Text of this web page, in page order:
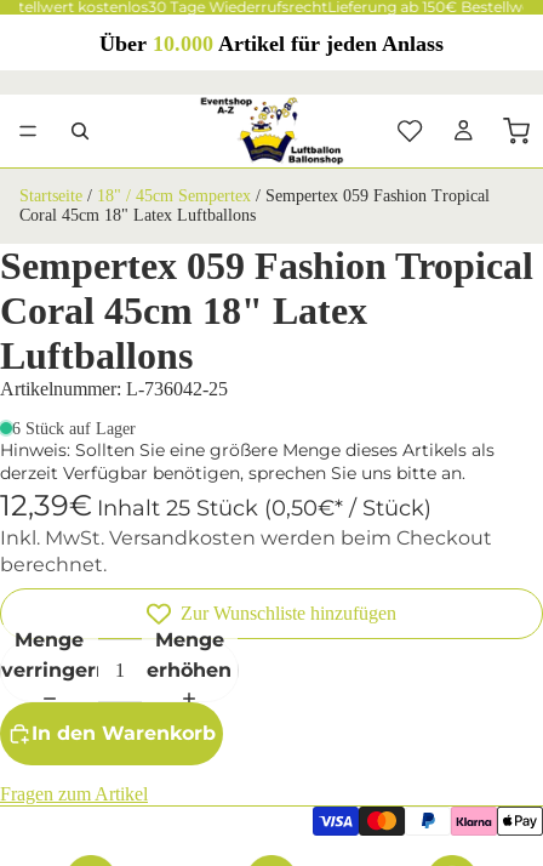
kostenlos30 Tage WiederrufsrechtLieferung ab 150€
Über 10.000 Artikel für jeden Anlass
Startseite / 18" / 45cm Sempertex / Sempertex 059 Fashion Tropical
Coral 45cm 18" Latex Luftballons
Sempertex 059 Fashion Tropical
Coral 45cm 18" Latex
Luftballons
Artikelnummer: L-736042-25
6 Stück auf Lager
Hinweis: Sollten Sie eine größere Menge dieses Artikels als
derzeit Verfügbar benötigen, sprechen Sie uns bitte an.
12,39€ Inhalt 25 Stück (0,50€* / Stück)
Inkl. MwSt. Versandkosten werden beim Checkout
berechnet.
Zur Wunschliste hinzufügen
Menge
verringern
Menge
erhöhen
In den Warenkorb
Fragen zum Artikel